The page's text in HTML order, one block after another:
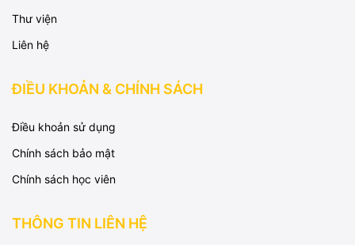
Thư viện
Liên hệ
ĐIỀU KHOẢN & CHÍNH SÁCH
Điều khoản sử dụng
Chính sách bảo mật
Chính sách học viên
THÔNG TIN LIÊN HỆ